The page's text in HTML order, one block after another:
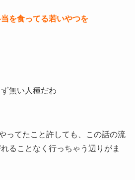
を食ってる若いやつを
無い人種だわ
ってたこと許しても、この話の流
ることなく行っちゃう辺りがま